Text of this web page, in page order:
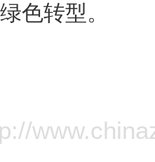
色转型。